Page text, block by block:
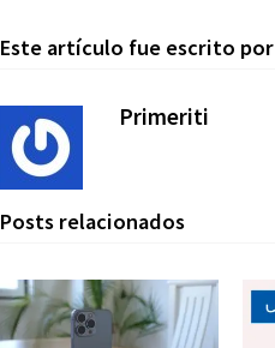
Este artículo fue escrito por
Primeriti
Posts relacionados